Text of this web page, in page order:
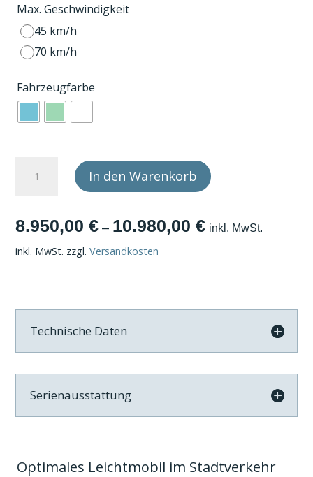
Max. Geschwindigkeit
45 km/h
70 km/h
Fahrzeugfarbe
PASSENGER
Sitzer
In den Warenkorb
l
i
v
8.950,00€ – 10.980,00€ inkl. MwSt.
inkl. MwSt. zzgl.Versandkosten
Technische Daten
Serienausstattung
Optimales Leichtmobil im Stadtverkehr